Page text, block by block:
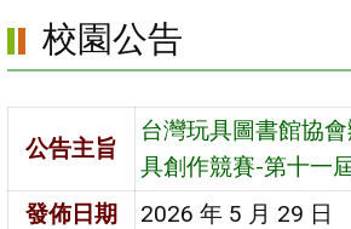
校園公告
公告主旨
台灣玩具圖書館協
具創作競賽-第十一
發佈日期
2026 年 5 月 29 日